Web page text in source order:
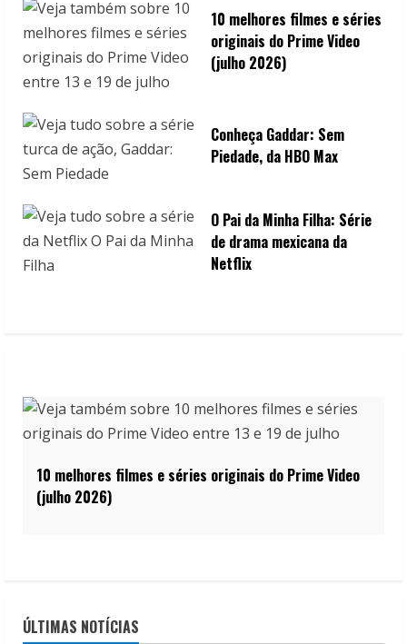
10 melhores filmes e séries
originais do Prime Video
(julho 2026)
Conheça Gaddar: Sem
Piedade, da HBO Max
O Pai da Minha Filha: Série
de drama mexicana da
Netflix
10 melhores filmes e séries originais do Prime Video
(julho 2026)
ÚLTIMAS NOTÍCIAS